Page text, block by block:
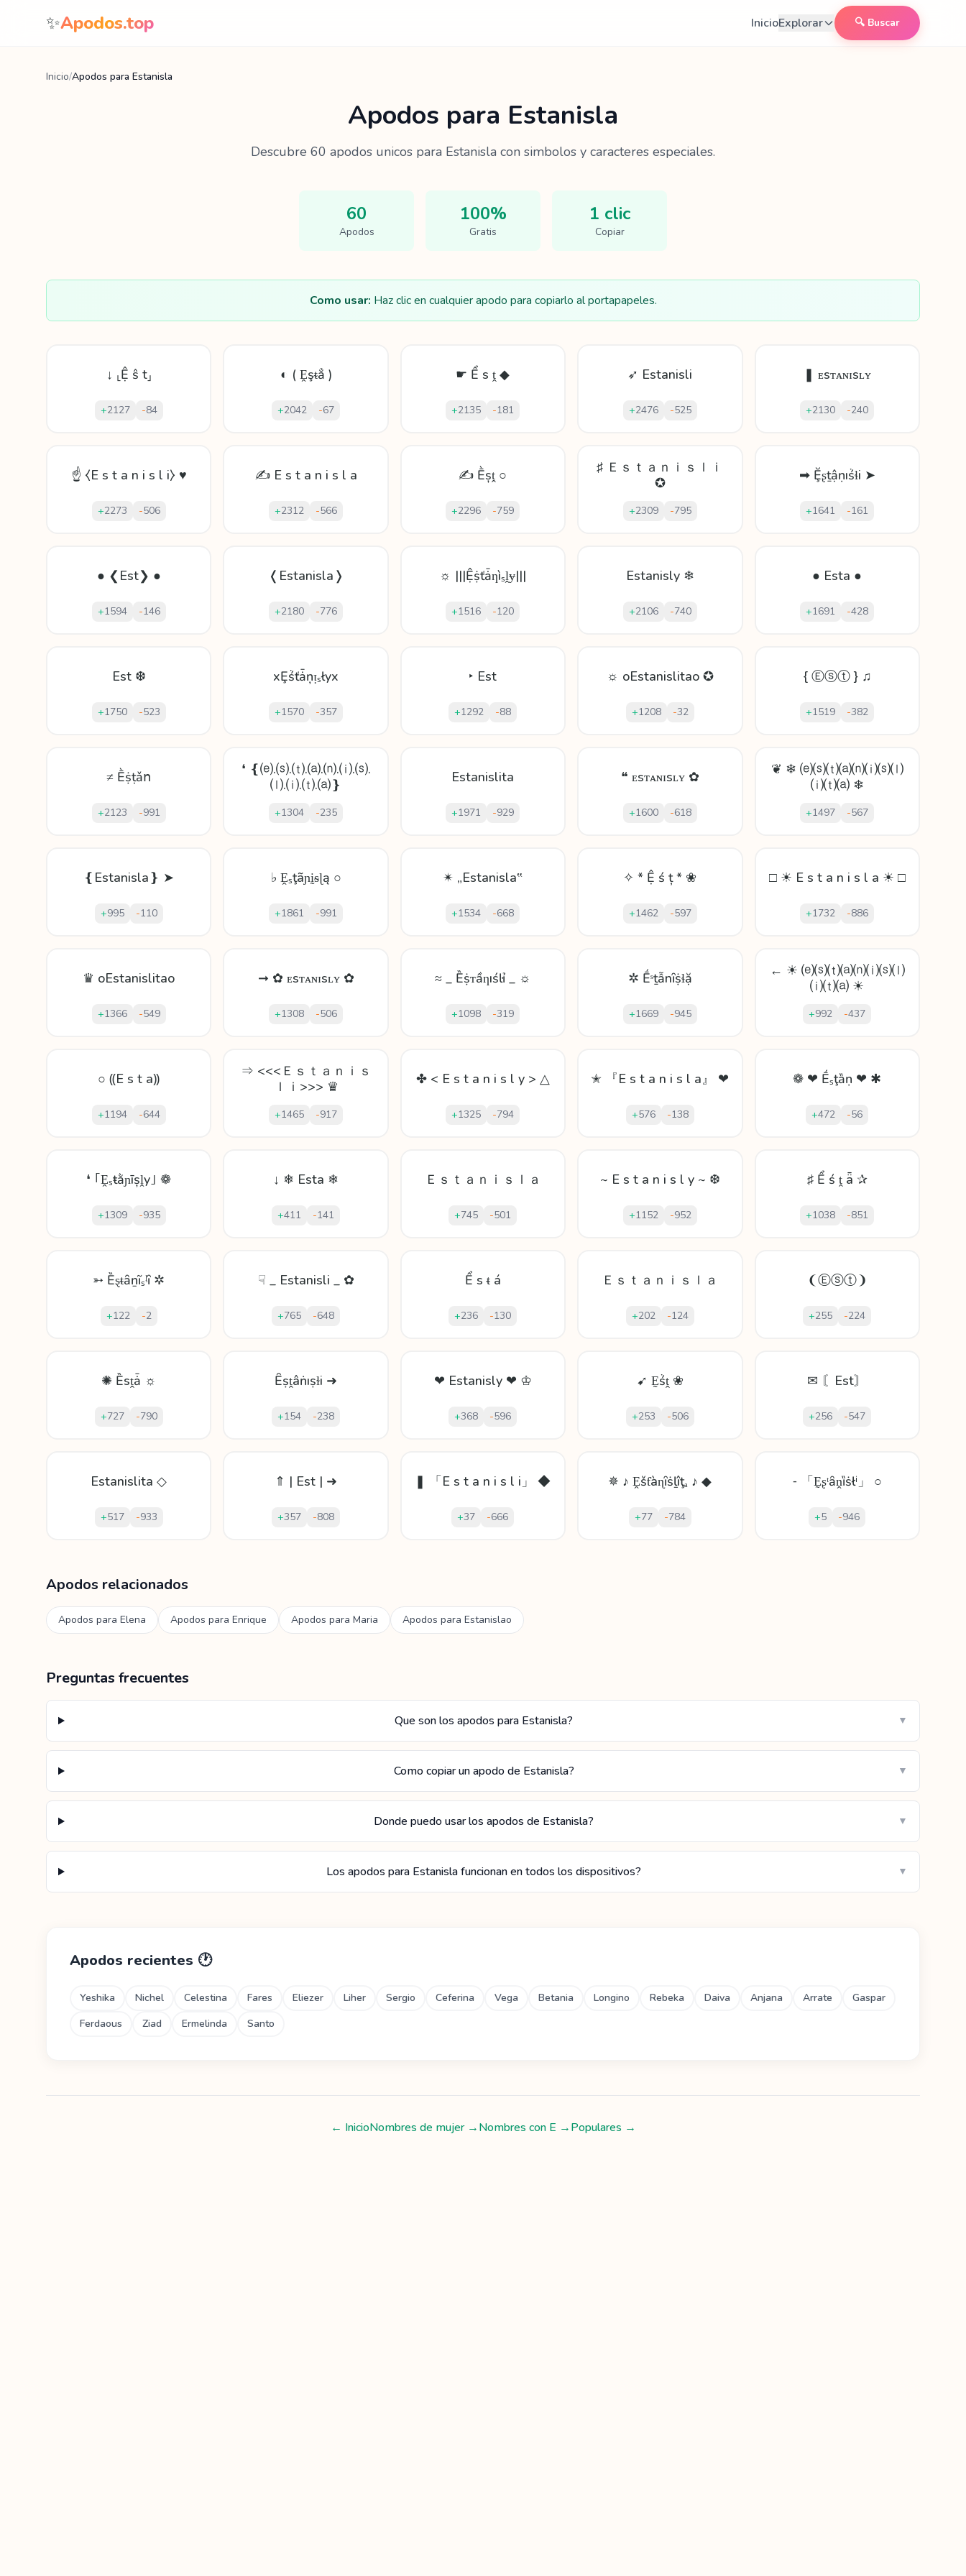
Saltar al contenido
✨Apodos.top InicioExplorar 🔍 Buscar
Inicio/Apodos para Estanisla
Apodos para Estanisla
Descubre 60 apodos unicos para Estanisla con simbolos y caracteres especiales.
60
Apodos
100%
Gratis
1 clic
Copiar
Como usar: Haz clic en cualquier apodo para copiarlo al portapapeles.
↓ ⸤Ệ ŝ t⸥
+2127 -84
◐ ( Ḙşᵵẳ )
+2042 -67
☛ Ể ѕ ṱ ◆
+2135 -181
➶ Estanisli
+2476 -525
❚ ᴇsᴛᴀɴɪsʟʏ
+2130 -240
☝ ⧼E s t a n i s l i⧽ ♥
+2273 -506
✍ E s t a n i s l a
+2312 -566
✍ Ḕșṱ ○
+2296 -759
♯ Ｅｓｔａｎｉｓｌｉ
✪
+2309 -795
➡ Ḝʂṯậṇıṥɬi ➤
+1641 -161
● ❮Est❯ ●
+1594 -146
❬Estanisla❭
+2180 -776
☼ |||Ệṩťǡƞìₛḽɏ|||
+1516 -120
Estanisly ❄
+2106 -740
● Esta ●
+1691 -428
Est ❆
+1750 -523
xȨṥťǡņᴉₛłyx
+1570 -357
‣ Est
+1292 -88
☼ oEstanislitao ✪
+1208 -32
{ Ⓔⓢⓣ } ♫
+1519 -382
≠ Ḕṩṭǎո
+2123 -991
❛ ❴⒠.⒮.⒯.⒜.⒩.⒤.⒮.
⒧.⒤.⒯.⒜❵
+1304 -235
Estanislita
+1971 -929
❝ ᴇsᴛᴀɴɪsʟʏ ✿
+1600 -618
❦ ❄ ⒠⒮⒯⒜⒩⒤⒮⒧
⒤⒯⒜ ❄
+1497 -567
❴Estanisla❵ ➤
+995 -110
♭ Ḙₛţãɲḭᵴɭą ○
+1861 -991
✴ „Estanisla‟
+1534 -668
✧ * Ệ ś ț * ❀
+1462 -597
□ ☀ E s t a n i s l a ☀ □
+1732 -886
♛ oEstanislitao
+1366 -549
➞ ✿ ᴇsᴛᴀɴɪsʟʏ ✿
+1308 -506
≈ _ Ȅṩᴛầƞıśŀỉ _ ☼
+1098 -319
✲ Ḗˢṯẫnȋṩɬặ
+1669 -945
← ☀ ⒠⒮⒯⒜⒩⒤⒮⒧
⒤⒯⒜ ☀
+992 -437
○ ⸨E s t a⸩
+1194 -644
⇒ <<<Ｅｓｔａｎｉｓ
ｌｉ>>> ♛
+1465 -917
✤ < E s t a n i s l y > △
+1325 -794
✭ 『E s t a n i s l a』 ❤
+576 -138
❁ ❤ Ḗₛţȁṇ ❤ ✱
+472 -56
❛ ｢Ḙₛŧằɲīșḽy｣ ❁
+1309 -935
↓ ❄ Esta ❄
+411 -141
Ｅｓｔａｎｉｓｌａ
+745 -501
~ E s t a n i s l y ~ ❆
+1152 -952
♯ Ể ś ṱ ǟ ✰
+1038 -851
➳ Ȅȿᵵȃṉĩₛᶪȋ ✲
+122 -2
☟ _ Estanisli _ ✿
+765 -648
Ể ѕ ᵵ á
+236 -130
Ｅｓｔａｎｉｓｌａ
+202 -124
❨Ⓔⓢⓣ❩
+255 -224
✺ Ȅsṱǡ ☼
+727 -790
Ȇṣṱâṅıṣɫi ➜
+154 -238
❤ Estanisly ❤ ♔
+368 -596
➹ Ḛṥṱ ❀
+253 -506
✉ 〘Est〙
+256 -547
Estanislita ◇
+517 -933
⇑ | Est | ➜
+357 -808
❚ 「E s t a n i s l i」 ◆
+37 -666
✵ ♪ Ḙšƭàɳȋṡḻîţₐ ♪ ◆
+77 -784
⁃ 「Ḛʂᵗȃṋȉṡłⁱ」 ○
+5 -946
Apodos relacionados
Apodos para Elena Apodos para Enrique Apodos para Maria Apodos para Estanislao
Preguntas frecuentes
Que son los apodos para Estanisla? ▼
Como copiar un apodo de Estanisla? ▼
Donde puedo usar los apodos de Estanisla? ▼
Los apodos para Estanisla funcionan en todos los dispositivos? ▼
Apodos recientes 🕐
Yeshika Nichel Celestina Fares Eliezer Liher Sergio Ceferina Vega Betania Longino Rebeka Daiva Anjana Arrate
Gaspar
Ferdaous
Ziad Ermelinda Santo
← InicioNombres de mujer→Nombres con E →Populares →